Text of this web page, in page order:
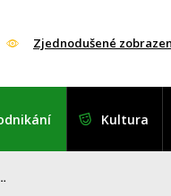
Zjednodušené
Kultura